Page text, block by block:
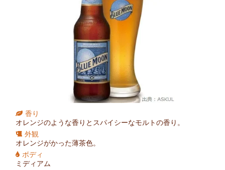
香り
オレンジのような香りとスパイシーなモルトの香り。
外観
オレンジがかった薄茶色。
ボディ
ミディアム